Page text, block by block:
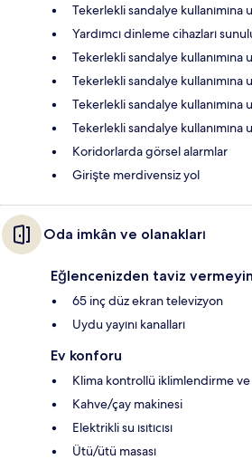
Tekerlekli sandalye
Yardımcı dinleme cihazları
Tekerlekli sandalye
Tekerlekli sandalye kullanımına
Tekerlekli sandalye kullanımına
Tekerlekli sandalye kullanımına
Koridorlarda görsel alarmlar
Girişte merdivensiz yol
Oda imkân ve olanakları
Eğlencenizden taviz vermeyin
65 inç düz ekran televizyon
Uydu yayını kanalları
Ev konforu
Klima kontrollü iklimlendirme ve
Kahve/çay makinesi
Elektrikli su ısıtıcısı
Ütü/ütü masası